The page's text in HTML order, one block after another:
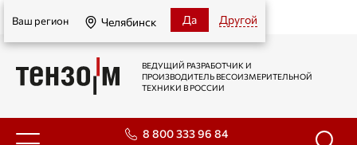
Челябинск
Ваш регион Челябинск Да Другой
ВЕДУЩИЙ РАЗРАБОТЧИК И
ПРОИЗВОДИТЕЛЬ ВЕСОИЗМЕРИТЕЛЬНОЙ
ТЕХНИКИ В РОССИИ
8 800 333 96 84